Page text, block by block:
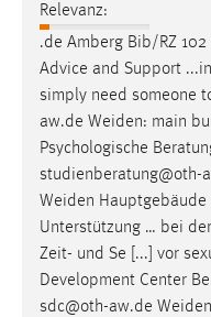
Relevanz:
.de Amberg Bib/RZ 102
Advice and Support
simply need someone
aw.de Weiden: main
Psychologische
studienberatung@oth-
Weiden Hauptgebäude
Unterstützung … bei
Zeit- und Se [...] vor
Development Center
sdc@oth-aw.de Weiden